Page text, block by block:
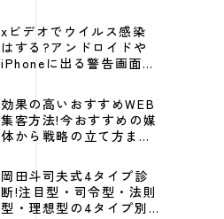
xビデオでウイルス感染
はする?アンドロイドや
iPhoneに出る警告画面の
説
効果の高いおすすめWEB
集客方法!今おすすめの媒
体から戦略の立て方まで
岡田斗司夫式4タイプ診
断!注目型・司令型・法則
型・理想型の4タイプ別